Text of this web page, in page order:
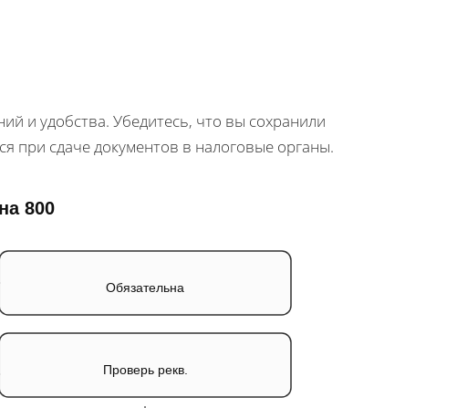
и удобства. Убедитесь, что вы сохранили
при сдаче документов в налоговые органы.
800
Обязательна
Проверь рекв.